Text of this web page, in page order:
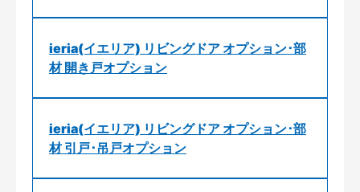
ieria(イエリア) リビングドア オプション･部
材 開き戸オプション
ieria(イエリア) リビングドア オプション･部
材 引戸･吊戸オプション